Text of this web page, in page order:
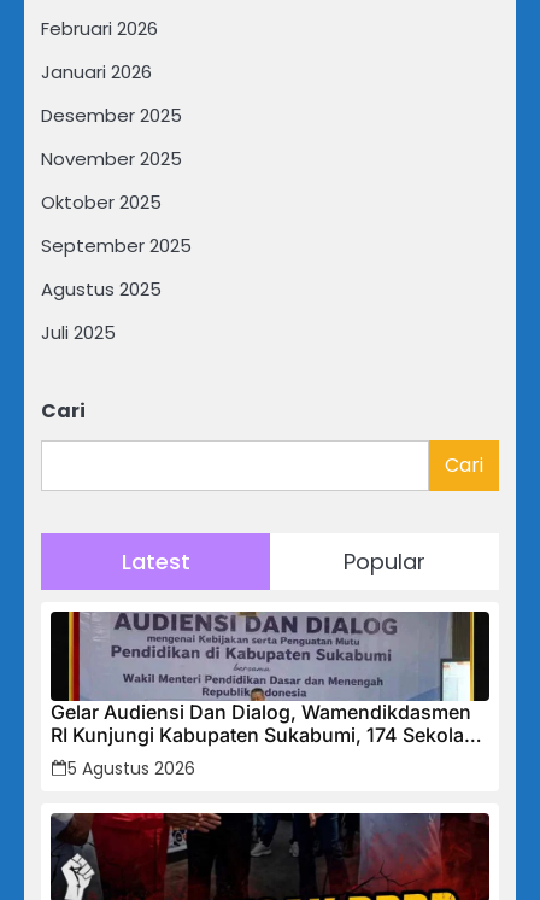
Februari 2026
Januari 2026
Desember 2025
November 2025
Oktober 2025
September 2025
Agustus 2025
Juli 2025
Cari
Cari
Latest Popular
Gelar Audiensi Dan Dialog, Wamendikdasmen
RI Kunjungi Kabupaten Sukabumi, 174 Sekolah
Mendapat Bantuan Rehabilitasi
5 Agustus 2026